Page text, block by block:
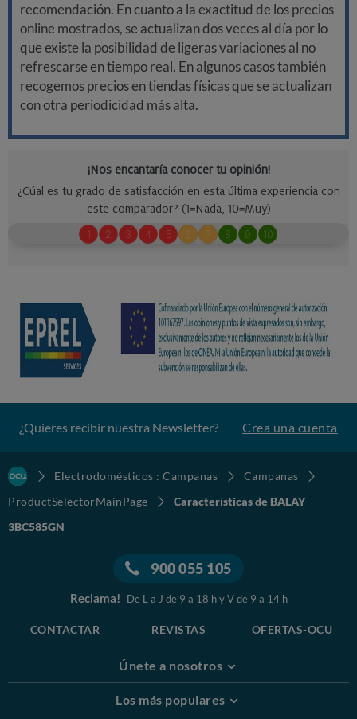
recomendación. En cuanto a la exactitud de los precios
online mostrados, se actualizan dos veces al día por lo
que existe la posibilidad de ligeras variaciones al no
refrescarse en tiempo real. En algunos casos también
recogemos precios en tiendas físicas que se actualizan
con otra periodicidad más alta.
¿Quieres recibir nuestra Newsletter? Crea una cuenta
Electrodomésticos : Campanas
Campanas
ProductSelectorMainPage
Características de BALAY
3BC585GN
900 055 105
Reclama! De L a J de 9 a 18 h y V de 9 a 14 h
CONTACTAR REVISTAS OFERTAS-OCU
Únete a nosotros
Los más populares